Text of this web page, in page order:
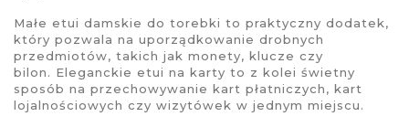
Małe etui damskie do torebki to praktyczny dodatek,
który pozwala na uporządkowanie drobnych
przedmiotów, takich jak monety, klucze czy
bilon. Eleganckie etui na karty to z kolei świetny
sposób na przechowywanie kart płatniczych, kart
lojalnościowych czy wizytówek w jednym miejscu.